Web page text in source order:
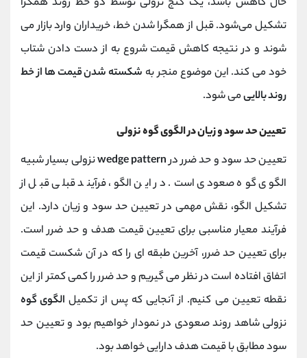
تشکیل می‌شود. قبل از همگرا شدن خط، خریداران وارد بازار می
شوند و در نتیجه کاهش قیمت شروع به از دست دادن شتاب
خود می کند. این موضوع منجر به شکسته شدن قیمت ها از خط
روند بالاییمی شود.
تعیین حد سود و زیان در الگوی گوه نزولی
تعیین حد سود و حد ضرر درwedge patternنزولی بسیار شبیه
الگوی گوه صعودی است. در این الگو، فرآیند قبلی قبل از
تشکیل الگو، نقش مهمی در تعیین حد سود و زیان دارد. این
فرآیند معیار مناسبی برای تعیین قیمت هدف و حد ضرر است.
برای تعیین حد ضرر، آخرین طبقه ای را که در آن شکست قیمت
اتفاق افتاده است در نظر می گیریم و حد ضرر را کمی کمتر از این
نقطه تعیین می کنیم. از آنجایی که پس از تکمیل الگوی گوه
نزولی شاهد روند صعودی در نمودار خواهیم بود و تعیین حد
سود مطابق با قیمت هدف دارایی خواهد بود.